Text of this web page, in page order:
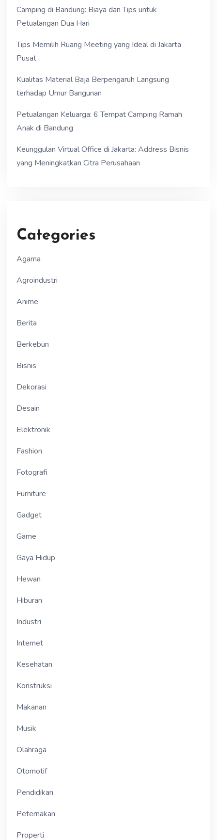
Camping di Bandung: Biaya dan Tips untuk
Petualangan Dua Hari
Tips Memilih Ruang Meeting yang Ideal di Jakarta
Pusat
Kualitas Material Baja Berpengaruh Langsung
terhadap Umur Bangunan
Petualangan Keluarga: 6 Tempat Camping Ramah
Anak di Bandung
Keunggulan Virtual Office di Jakarta: Address Bisnis
yang Meningkatkan Citra Perusahaan
Categories
Agama
Agroindustri
Anime
Berita
Berkebun
Bisnis
Dekorasi
Desain
Elektronik
Fashion
Fotografi
Furniture
Gadget
Game
Gaya Hidup
Hewan
Hiburan
Industri
Internet
Kesehatan
Konstruksi
Makanan
Musik
Olahraga
Otomotif
Pendidikan
Peternakan
Properti